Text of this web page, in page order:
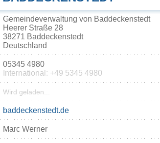
Gemeindeverwaltung von Baddeckenstedt
Heerer Straße 28
38271 Baddeckenstedt
Deutschland
05345 4980
International: +49 5345 4980
Wird geladen...
baddeckenstedt.de
Marc Werner